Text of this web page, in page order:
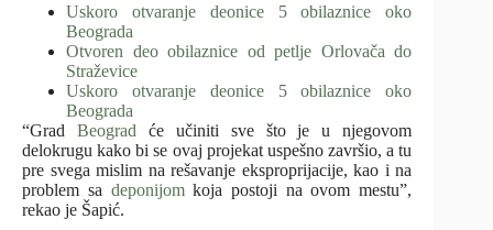
Uskoro otvaranje deonice 5 obilaznice oko
Beograda
Otvoren deo obilaznice od petlje Orlovača do
Straževice
Uskoro otvaranje deonice 5 obilaznice oko
Beograda
“Grad Beograd će učiniti sve što je u njegovom
delokrugu kako bi se ovaj projekat uspešno završio, a tu
pre svega mislim na rešavanje eksproprijacije, kao i na
problem sa deponijomkoja postoji na ovom mestu”,
rekao je Šapić.